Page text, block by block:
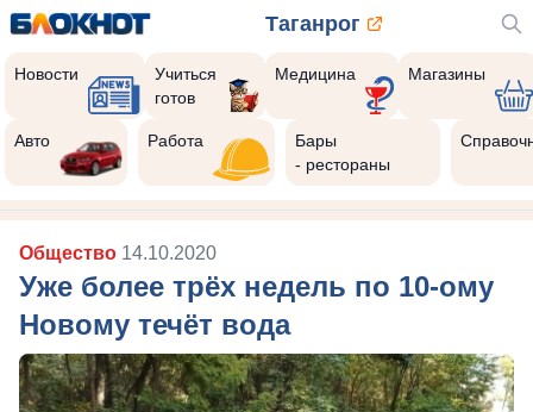
Таганрог
Новости
Учиться
готов
Медицина Магазины
Авто Работа
Бары
- рестораны
Общество 14.10.2020
Уже более трёх недель по 10-ому
Новому течёт вода